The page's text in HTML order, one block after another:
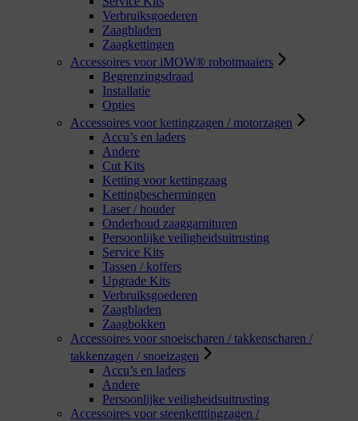
Verbruiksgoederen
Zaagbladen
Zaagkettingen
Accessoires voor iMOW® robotmaaiers
Begrenzingsdraad
Installatie
Opties
Accessoires voor kettingzagen / motorzagen
Accu’s en laders
Andere
Cut Kits
Ketting voor kettingzaag
Kettingbeschermingen
Laser / houder
Onderhoud zaaggarnituren
Persoonlijke veiligheidsuitrusting
Service Kits
Tassen / koffers
Upgrade Kits
Verbruiksgoederen
Zaagbladen
Zaagbokken
Accessoires voor snoeischaren / takkenscharen /
takkenzagen / snoeizagen
Accu’s en laders
Andere
Persoonlijke veiligheidsuitrusting
Accessoires voor steenketttingzagen /